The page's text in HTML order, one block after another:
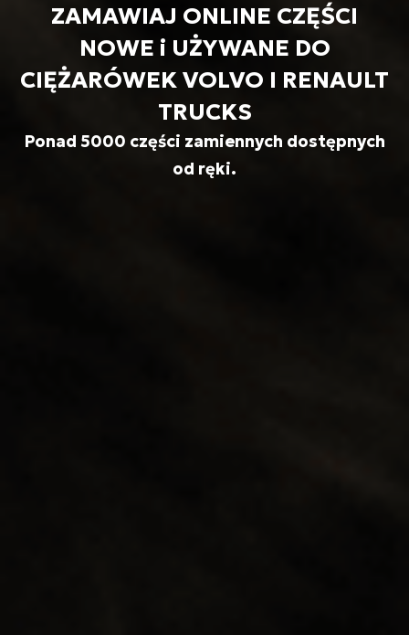
ZAMAWIAJ ONLINE CZĘŚCI
NOWE i UŻYWANE DO
CIĘŻARÓWEK VOLVO I RENAULT
TRUCKS
Ponad 5000 części zamiennych dostępnych
od ręki.